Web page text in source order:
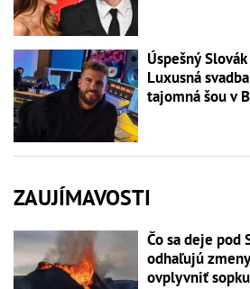
Úspešný
Luxusná
tajomná šou v
ZAUJÍMAVOSTI
Čo sa deje pod
odhaľujú
ovplyvniť sopku